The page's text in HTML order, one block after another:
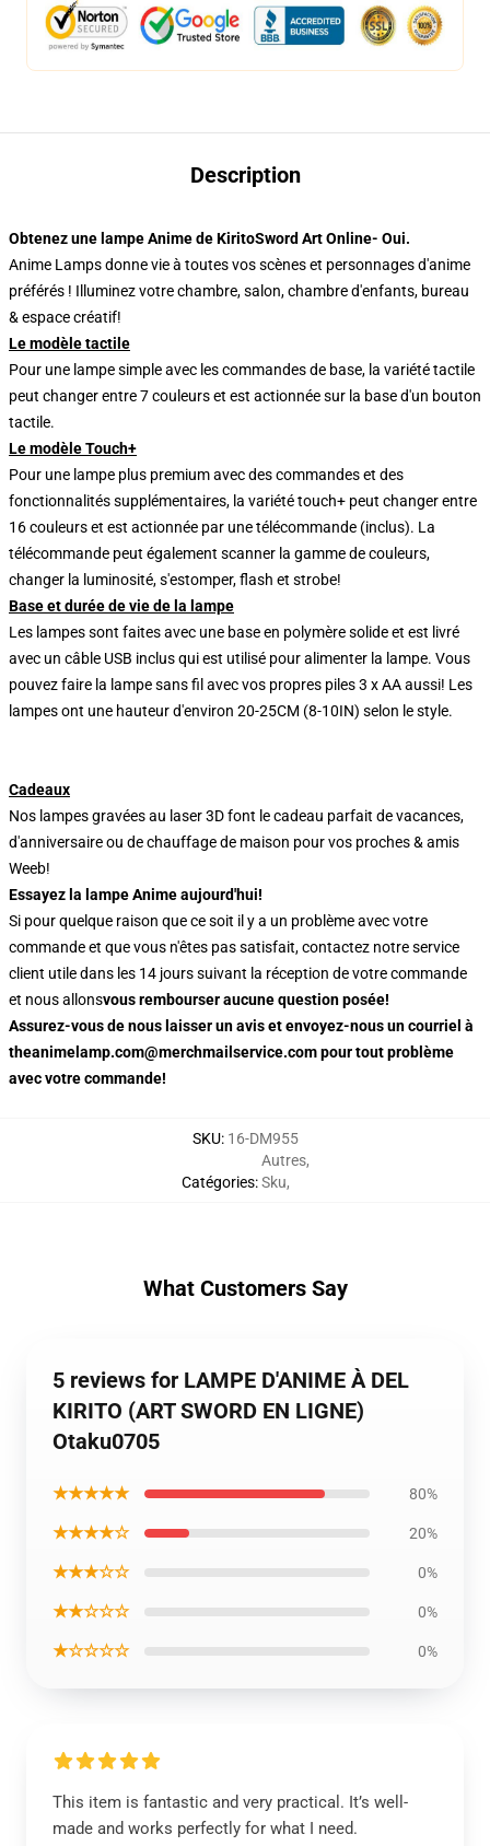
Description
Obtenez une lampe Anime de KiritoSword Art Online- Oui.
Anime Lamps donne vie à toutes vos scènes et personnages d'anime
préférés ! Illuminez votre chambre, salon, chambre d'enfants, bureau
& espace créatif!
Le modèle tactile
Pour une lampe simple avec les commandes de base, la variété tactile
peut changer entre 7 couleurs et est actionnée sur la base d'un bouton
tactile.
Le modèle Touch+
Pour une lampe plus premium avec des commandes et des
fonctionnalités supplémentaires, la variété touch+ peut changer entre
16 couleurs et est actionnée par une télécommande (inclus). La
télécommande peut également scanner la gamme de couleurs,
changer la luminosité, s'estomper, flash et strobe!
Base et durée de vie de la lampe
Les lampes sont faites avec une base en polymère solide et est livré
avec un câble USB inclus qui est utilisé pour alimenter la lampe. Vous
pouvez faire la lampe sans fil avec vos propres piles 3 x AA aussi! Les
lampes ont une hauteur d'environ 20-25CM (8-10IN) selon le style.
Cadeaux
Nos lampes gravées au laser 3D font le cadeau parfait de vacances,
d'anniversaire ou de chauffage de maison pour vos proches & amis
Weeb!
Essayez la lampe Anime aujourd'hui!
Si pour quelque raison que ce soit il y a un problème avec votre
commande et que vous n'êtes pas satisfait, contactez notre service
client utile dans les 14 jours suivant la réception de votre commande
et nous allonsvous rembourser aucune question posée!
Assurez-vous de nous laisser un avis et envoyez-nous un courriel à
theanimelamp.com@merchmailservice.com pour tout problème
avec votre commande!
SKU: 16-DM955
Catégories:
Autres,
Sku,
What Customers Say
5 reviews for LAMPE D'ANIME À DEL
KIRITO (ART SWORD EN LIGNE)
Otaku0705
★★★★★ 80%
★★★★☆ 20%
★★★☆☆ 0%
★★☆☆☆ 0%
★☆☆☆☆ 0%
This item is fantastic and very practical. It’s well-
made and works perfectly for what I need.